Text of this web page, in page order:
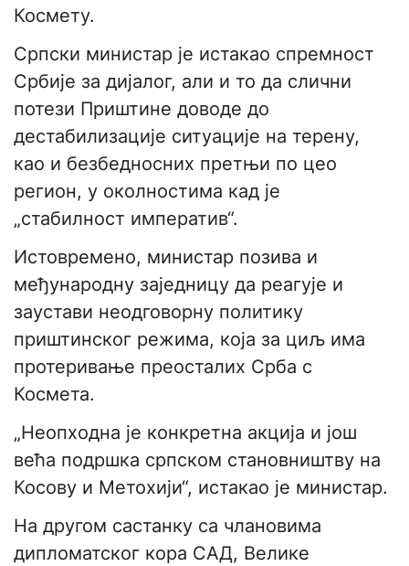
Космету.
Српски министар је истакао спремност
Србије за дијалог, али и то да слични
потези Приштине доводе до
дестабилизације ситуације на терену,
као и безбедносних претњи по цео
регион, у околностима кад је
„стабилност императив“.
Истовремено, министар позива и
међународну заједницу да реагује и
заустави неодговорну политику
приштинског режима, која за циљ има
протеривање преосталих Срба с
Космета.
„Неопходна је конкретна акција и још
већа подршка српском становништву на
Косову и Метохији“, истакао је министар.
На другом састанку са члановима
дипломатског кора САД, Велике